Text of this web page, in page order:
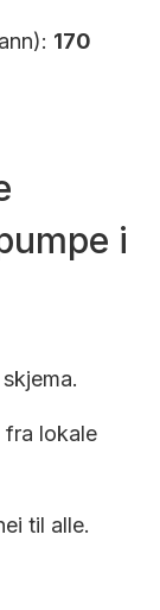
170
i
lokale
til alle.